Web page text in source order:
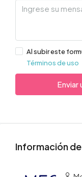
Al subir este
Términos de uso
Enviar
Información